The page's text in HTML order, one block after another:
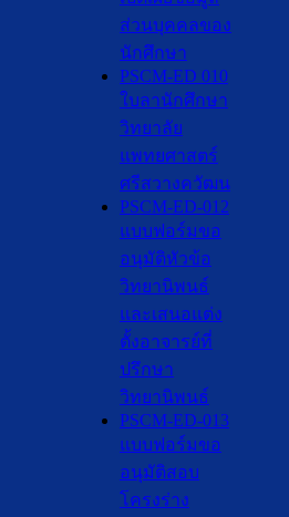
ส่วนบุคคลของ
นักศึกษา
PSCM-ED 010
ใบลานักศึกษา
วิทยาลัย
แพทยศาสตร์
ศรีสวางควัฒน
PSCM-ED-012
แบบฟอร์มขอ
อนุมัติหัวข้อ
วิทยานิพนธ์
และเสนอแต่ง
ตั้งอาจารย์ที่
ปรึกษา
วิทยานิพนธ์
PSCM-ED-013
แบบฟอร์มขอ
อนุมัติสอบ
โครงร่าง